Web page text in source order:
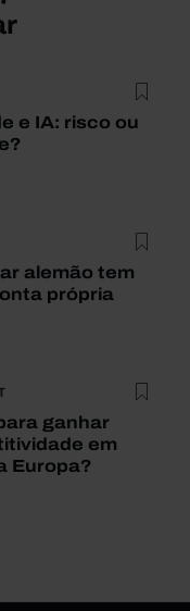
e IA: risco ou
alemão tem
própria
ganhar
em
Europa?